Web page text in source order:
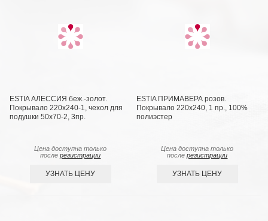
ESTIA АЛЕССИЯ беж.-золот.
Покрывало 220х240-1, чехол для
подушки 50х70-2, 3пр.
Цена доступна только
послерегистрации
УЗНАТЬ ЦЕНУ
ESTIA ПРИМАВЕРА розов.
Покрывало 220х240, 1 пр., 100%
полиэстер
Цена доступна только
послерегистрации
УЗНАТЬ ЦЕНУ